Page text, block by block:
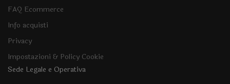
FAQ Ecommerce
Info acquisti
Privacy
Impostazioni & Policy Cookie
Sede Legale e Operativa